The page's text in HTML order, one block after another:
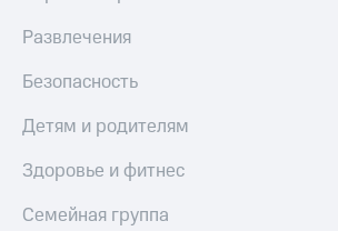
Развлечения
Безопасность
Детям и родителям
Здоровье и фитнес
Семейная группа